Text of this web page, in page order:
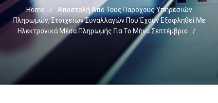
Home /
Αποστολή Από Τους Παρόχους Υπηρεσιών
Πληρωμών, Στοιχείων Συναλλαγών Που Έχουν Εξοφληθεί Με
Ηλεκτρονικά Μέσα Πληρωμής Για Το Μήνα Σεπτέμβριο
/